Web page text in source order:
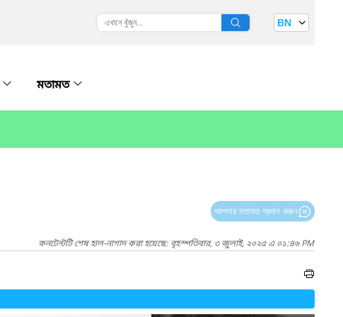
BN
মতামত
আপনার মতামত প্রদান করুন
কনটেন্টটি শেষ হাল-নাগাদ করা হয়েছে: বৃহস্পতিবার, ৩ জুলাই, ২০২৫ এ ০১:৪৬ PM